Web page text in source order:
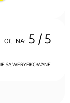
OCENA: 5 / 5
SĄ WERYFIKOWANE